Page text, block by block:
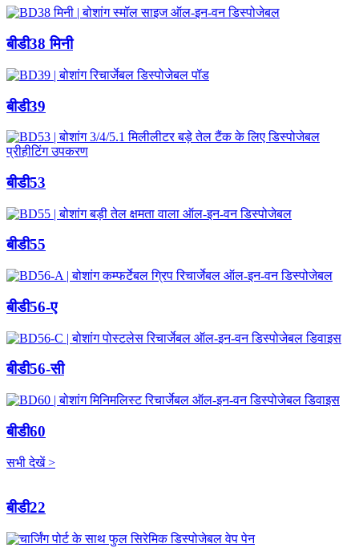
बीडी38 मिनी
बीडी39
बीडी53
बीडी55
बीडी56-ए
बीडी56-सी
बीडी60
सभी देखें >
बीडी22